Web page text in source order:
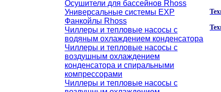
Осушители для бассейнов Rhoss
Универсальные системы EXP
Фанкойлы Rhoss
Чиллеры и тепловые насосы с
водяным охлаждением конденсатора
Чиллеры и тепловые насосы с
воздушным охлаждением
конденсатора и спиральными
компрессорами
Чиллеры и тепловые насосы с